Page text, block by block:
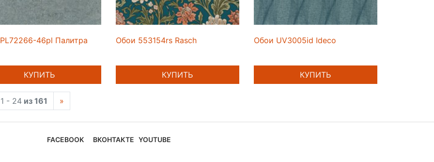
46pl Палитра
КУПИТЬ
Обои 553154rs Rasch
КУПИТЬ
Обои UV3005id Ideco
КУПИТЬ
1 - 24 из 161 »
FACEBOOK ВКОНТАКТЕ YOUTUBE